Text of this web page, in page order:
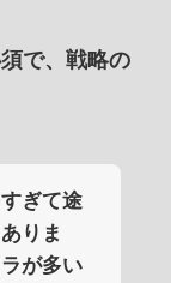
で、戦略の
ぎて途
りま
が多い